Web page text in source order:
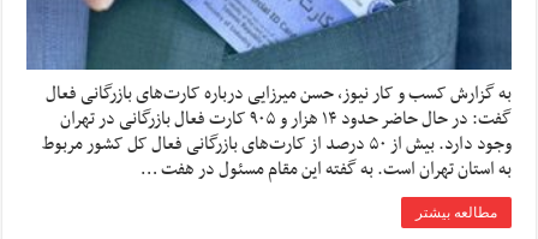
به گزارش کسب و کار نیوز، حسن میرزایی درباره کارت‌های بازرگانی فعال
گفت: در حال حاضر حدود ۱۴ هزار و ۹۰۵ کارت فعال بازرگانی در تهران
وجود دارد. بیش از ۵۰ درصد از کارت‌های بازرگانی فعال کل کشور مربوط
به استان تهران است. به گفته این مقام مسئول در هفت …
مطالعه بیشتر